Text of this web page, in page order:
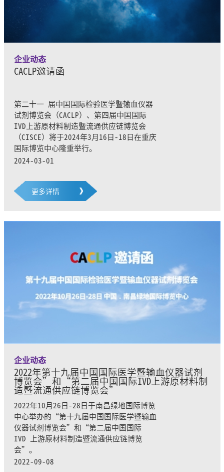
企业动态
CACLP邀请函
第二十一 届中国国际检验医学暨输血仪器
试剂博览会（CACLP）、第四届中国国际
IVD上游原材料制造暨流通供应链博览会
（CISCE）将于2024年3月16日-18日在重庆
国际博览中心隆重举行。
2024-03-01
更多详情
企业动态
2022年第十九届中国国际医学暨输血仪器试剂
博览会”和“第二届中国国际IVD上游原材料制
造暨流通供应链博览会”
2022年10月26日-28日于南昌绿地国际博览
中心举办的“第十九届中国国际医学暨输血
仪器试剂博览会”和“第二届中国国际
IVD 上游原材料制造暨流通供应链博览
会”。
2022-09-08